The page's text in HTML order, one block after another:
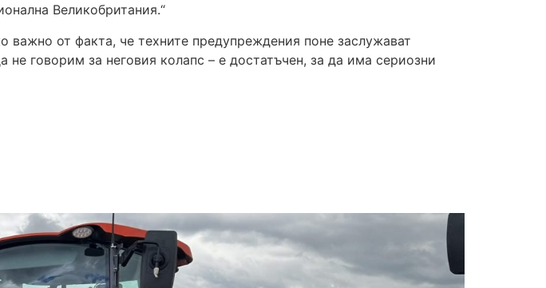
Великобритания.“
от факта, че техните предупреждения поне заслужават
говорим за неговия колапс – е достатъчен, за да има сериозни